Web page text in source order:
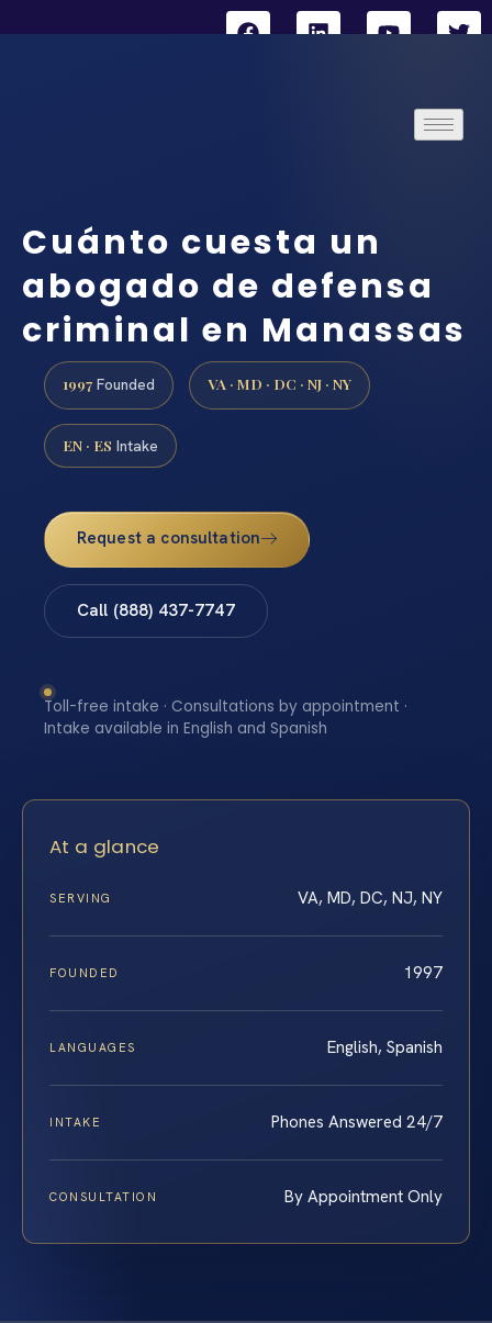
Cuánto cuesta un
abogado de defensa
criminal en Manassas
1997 Founded VA · MD · DC · NJ · NY
EN · ES Intake
Request a consultation
Call (888) 437-7747
Toll-free intake · Consultations by appointment ·
Intake available in English and Spanish
At a glance
SERVING VA, MD, DC, NJ, NY
FOUNDED 1997
LANGUAGES English, Spanish
INTAKE Phones Answered 24/7
CONSULTATION By Appointment Only